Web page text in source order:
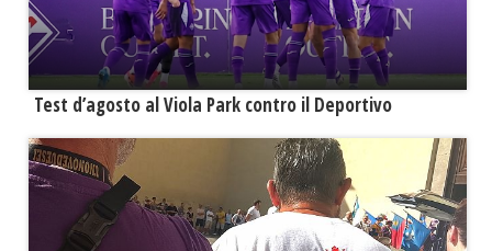
Test d’agosto al Viola Park contro il Deportivo